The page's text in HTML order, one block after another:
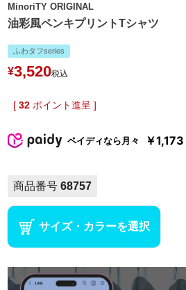
MinoriTY ORIGINAL
油彩風ペンキプリントTシャツ
ふわタフseries
¥3,520税込
[ 32 ポイント進呈 ]
ペイディなら月々 ￥1,173
商品番号 68757
サイズ・カラーを選択